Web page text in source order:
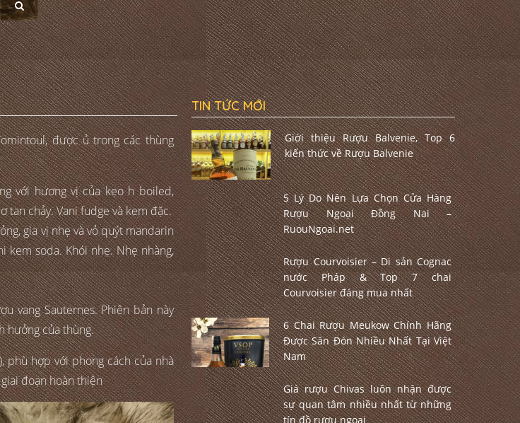
được ủ trong các thùng
với hương vị của kẹo h boiled,
tan chảy. Vani fudge và kem đặc.
gia vị nhẹ và vỏ quýt mandarin
kem soda. Khói nhẹ. Nhẹ nhàng,
vang Sauternes. Phiên bản này
hưởng của thùng.
phù hợp với phong cách của nhà
đoạn hoàn thiện
TIN TỨC MỚI
Giới thiệu Rượu Balvenie, Top 6
kiến thức về Rượu Balvenie
5 Lý Do Nên Lựa Chọn Cửa Hàng
Rượu Ngoại Đồng Nai –
RuouNgoai.net
Rượu Courvoisier – Di sản Cognac
nước Pháp & Top 7 chai
Courvoisier đáng mua nhất
6 Chai Rượu Meukow Chính Hãng
Được Săn Đón Nhiều Nhất Tại Việt
Nam
Giá rượu Chivas luôn nhận được
sự quan tâm nhiều nhất từ những
tín đồ rượu ngoại